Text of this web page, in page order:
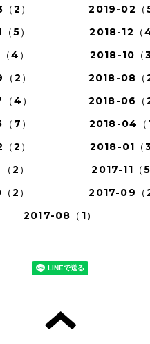
2）
2019-02（5
5）
2018-12（4
4）
2018-10（3
2）
2018-08（2
4）
2018-06（2
7）
2018-04（1
2）
2018-01（3
2）
2017-11（5
2）
2017-09（2
2017-08（1）